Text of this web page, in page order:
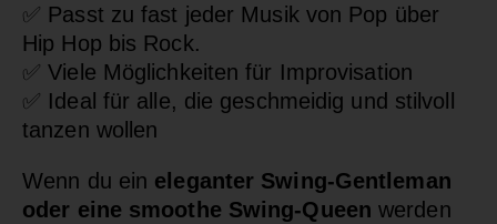
✅ Passt zu fast jeder Musik von Pop über
Hip Hop bis Rock.
✅ Viele Möglichkeiten für Improvisation
✅ Ideal für alle, die geschmeidig und stilvoll
tanzen wollen
Wenn du ein eleganter Swing-Gentleman
oder eine smoothe Swing-Queen werden